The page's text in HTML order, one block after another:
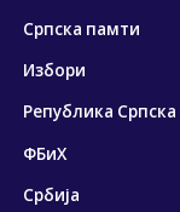
Српска памти
Избори
Република Српска
ФБиХ
Србија